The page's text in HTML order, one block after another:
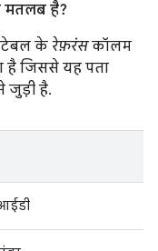
मतलब है?
टेबल के रेफ़रंसकॉलम
है जिससे यह पता
जुड़ी है.